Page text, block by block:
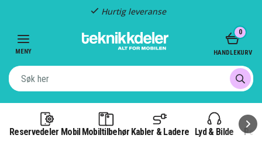
Hurtig leveranse
MENY
Reservedeler Mobil Mobiltilbehør Kabler & Ladere Lyd & Bilde
0
HANDLEKURV